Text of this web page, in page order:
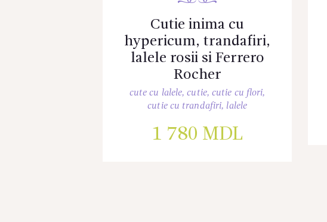
Cutie inima cu
hypericum, trandafiri,
lalele rosii si Ferrero
Rocher
cute cu lalele,cutie,cutie cu flori,
cutie cu trandafiri, lalele
1 780 MDL